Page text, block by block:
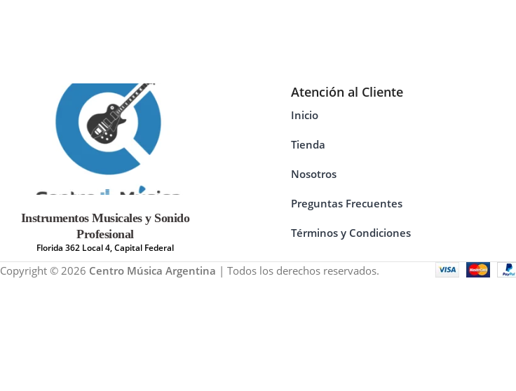
Instrumentos Musicales y Sonido
Profesional
Florida 362 Local 4, Capital Federal
Atención al Cliente
Inicio
Tienda
Nosotros
Preguntas Frecuentes
Términos y Condiciones
Copyright © 2026 Centro Música Argentina | Todos los derechos reservados.